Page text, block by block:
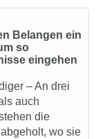
Belangen ein
so
eingehen
– An drei
auch
die
wo sie